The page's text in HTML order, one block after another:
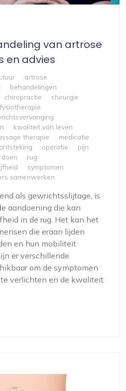
van artrose
en advies
artrose
behandelingen
chiropractie
chirurgie
fysiotherapie
kwaliteit van leven
therapie
medicatie
ontsteking operatie
pijn
rug
symptomen
samenwerken
als gewrichtsslijtage, is
aandoening die kan
in de rug. Het kan het
die eraan lijden
en hun mobiliteit
er verschillende
om de symptomen
verlichten en de kwaliteit